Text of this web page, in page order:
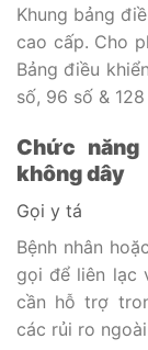
Khung bảng
cao cấp. Cho
Bảng điều
số, 96 số & 128
Chức
không dây
Gọi y tá
Bệnh nhân
gọi để liên lạc
cần hỗ trợ
các rủi ro